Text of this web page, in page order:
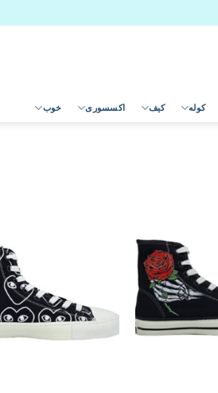
کوله کیف اکسسوری خوب